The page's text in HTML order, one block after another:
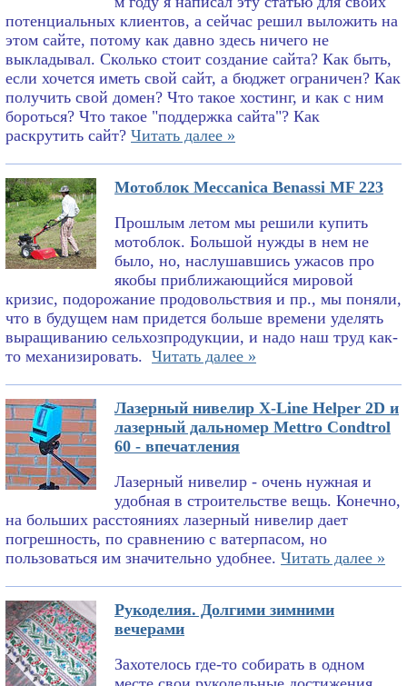
потенциальных клиентов, а сейчас решил выложить на
этом сайте, потому как давно здесь ничего не
выкладывал. Сколько стоит создание сайта? Как быть,
если хочется иметь свой сайт, а бюджет ограничен? Как
получить свой домен? Что такое хостинг, и как с ним
бороться? Что такое "поддержка сайта"? Как
раскрутить сайт? Читать далее »
Мотоблок Meccanica Benassi MF 223
Прошлым летом мы решили купить
мотоблок. Большой нужды в нем не
было, но, наслушавшись ужасов про
якобы приближающийся мировой
кризис, подорожание продовольствия и пр., мы поняли,
что в будущем нам придется больше времени уделять
выращиванию сельхозпродукции, и надо наш труд как-
то механизировать. Читать далее »
Лазерный нивелир X-Line Helper 2D и
лазерный дальномер Mettro Condtrol
60 - впечатления
Лазерный нивелир - очень нужная и
удобная в строительстве вещь. Конечно,
на больших расстояниях лазерный нивелир дает
погрешность, по сравнению с ватерпасом, но
пользоваться им значительно удобнее. Читать далее »
Рукоделия. Долгими зимними
вечерами
Захотелось где-то собирать в одном